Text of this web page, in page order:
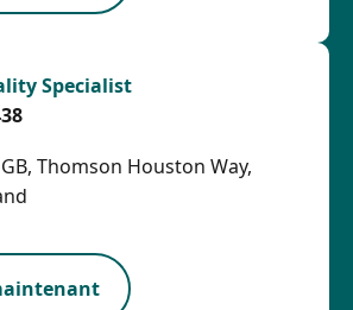
Specialist
Thomson Houston Way,